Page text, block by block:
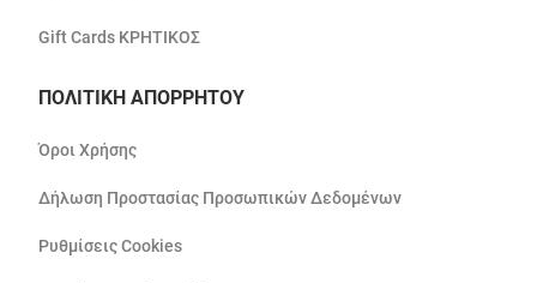
Gift Cards ΚΡΗΤΙΚΟΣ
ΠΟΛΙΤΙΚΗ ΑΠΟΡΡΗΤΟΥ
Όροι Χρήσης
Δήλωση Προστασίας Προσωπικών Δεδομένων
Ρυθμίσεις Cookies